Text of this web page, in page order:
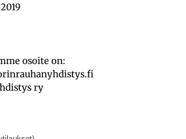
osoite on:
ry